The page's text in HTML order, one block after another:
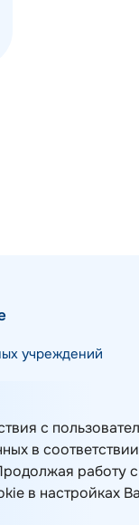
с
в
работу
в настройках
учреждений
ИТ-инфраструктуры